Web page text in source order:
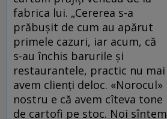
fabrica lui. „Cererea s-a
prăbușit de cum au apărut
primele cazuri, iar acum, că
s-au închis barurile și
restaurantele, practic nu mai
avem clienți deloc. «Norocul»
nostru e că avem cîteva tone
de cartofi pe stoc. Noi sîntem